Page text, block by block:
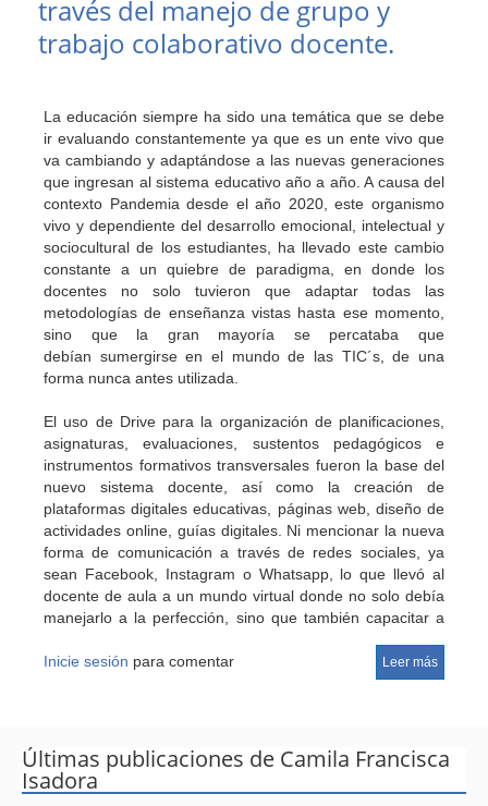
través del manejo de grupo y
trabajo colaborativo docente.
La educación siempre ha sido una temática que se debe
ir evaluando constantemente ya que es un ente vivo que
va cambiando y adaptándose a las nuevas generaciones
que ingresan al sistema educativo año a año. A causa del
contexto Pandemia desde el año 2020, este organismo
vivo y dependiente del desarrollo emocional, intelectual y
sociocultural de los estudiantes, ha llevado este cambio
constante a un quiebre de paradigma, en donde los
docentes no solo tuvieron que adaptar todas las
metodologías de enseñanza vistas hasta ese momento,
sino que la gran mayoría se percataba que
debían sumergirse en el mundo de las TIC´s, de una
forma nunca antes utilizada.
El uso de Drive para la organización de planificaciones,
asignaturas, evaluaciones, sustentos pedagógicos e
instrumentos formativos transversales fueron la base del
nuevo sistema docente, así como la creación de
plataformas digitales educativas, páginas web, diseño de
actividades online, guías digitales. Ni mencionar la nueva
forma de comunicación a través de redes sociales, ya
sean Facebook, Instagram o Whatsapp, lo que llevó al
docente de aula a un mundo virtual donde no solo debía
manejarlo a la perfección, sino que también capacitar a
desenvolverse en esta nueva realidad pedagógica.
estudiantes, a causa de diversos factores actuales que
afectan a la realidad país entre ellos la crisis económica y
social, altos niveles de cesantía en apoderados, falta de
Leer más
Inicie sesión para comentar
Últimas publicaciones de Camila Francisca
Isadora